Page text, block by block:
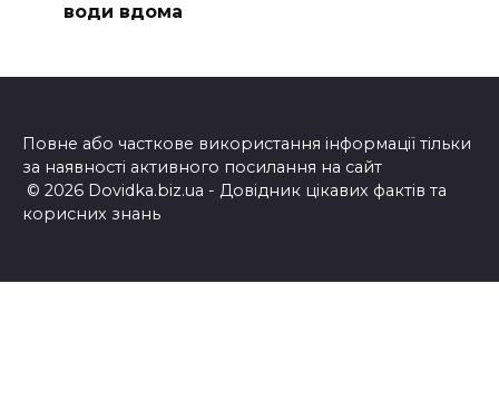
води вдома
Повне або часткове використання інформації тільки
за наявності активного посилання на сайт
© 2026 Dovidka.biz.ua - Довідник цікавих фактів та
корисних знань